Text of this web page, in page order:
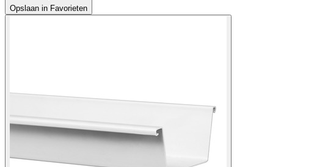
Opslaan in Favorieten